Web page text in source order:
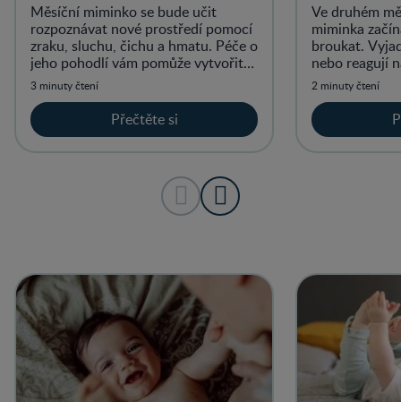
Měsíční miminko se bude učit
rozpoznávat nové prostředí pomocí
zraku, sluchu, čichu a hmatu. Péče o
jeho pohodlí vám pomůže vytvořit
ještě silnější vazbu.
3 minuty čtení
Přečtěte si
Ve druhém
miminka
broukat.
nebo reagují
zvuky, jako je
2 minuty čtení